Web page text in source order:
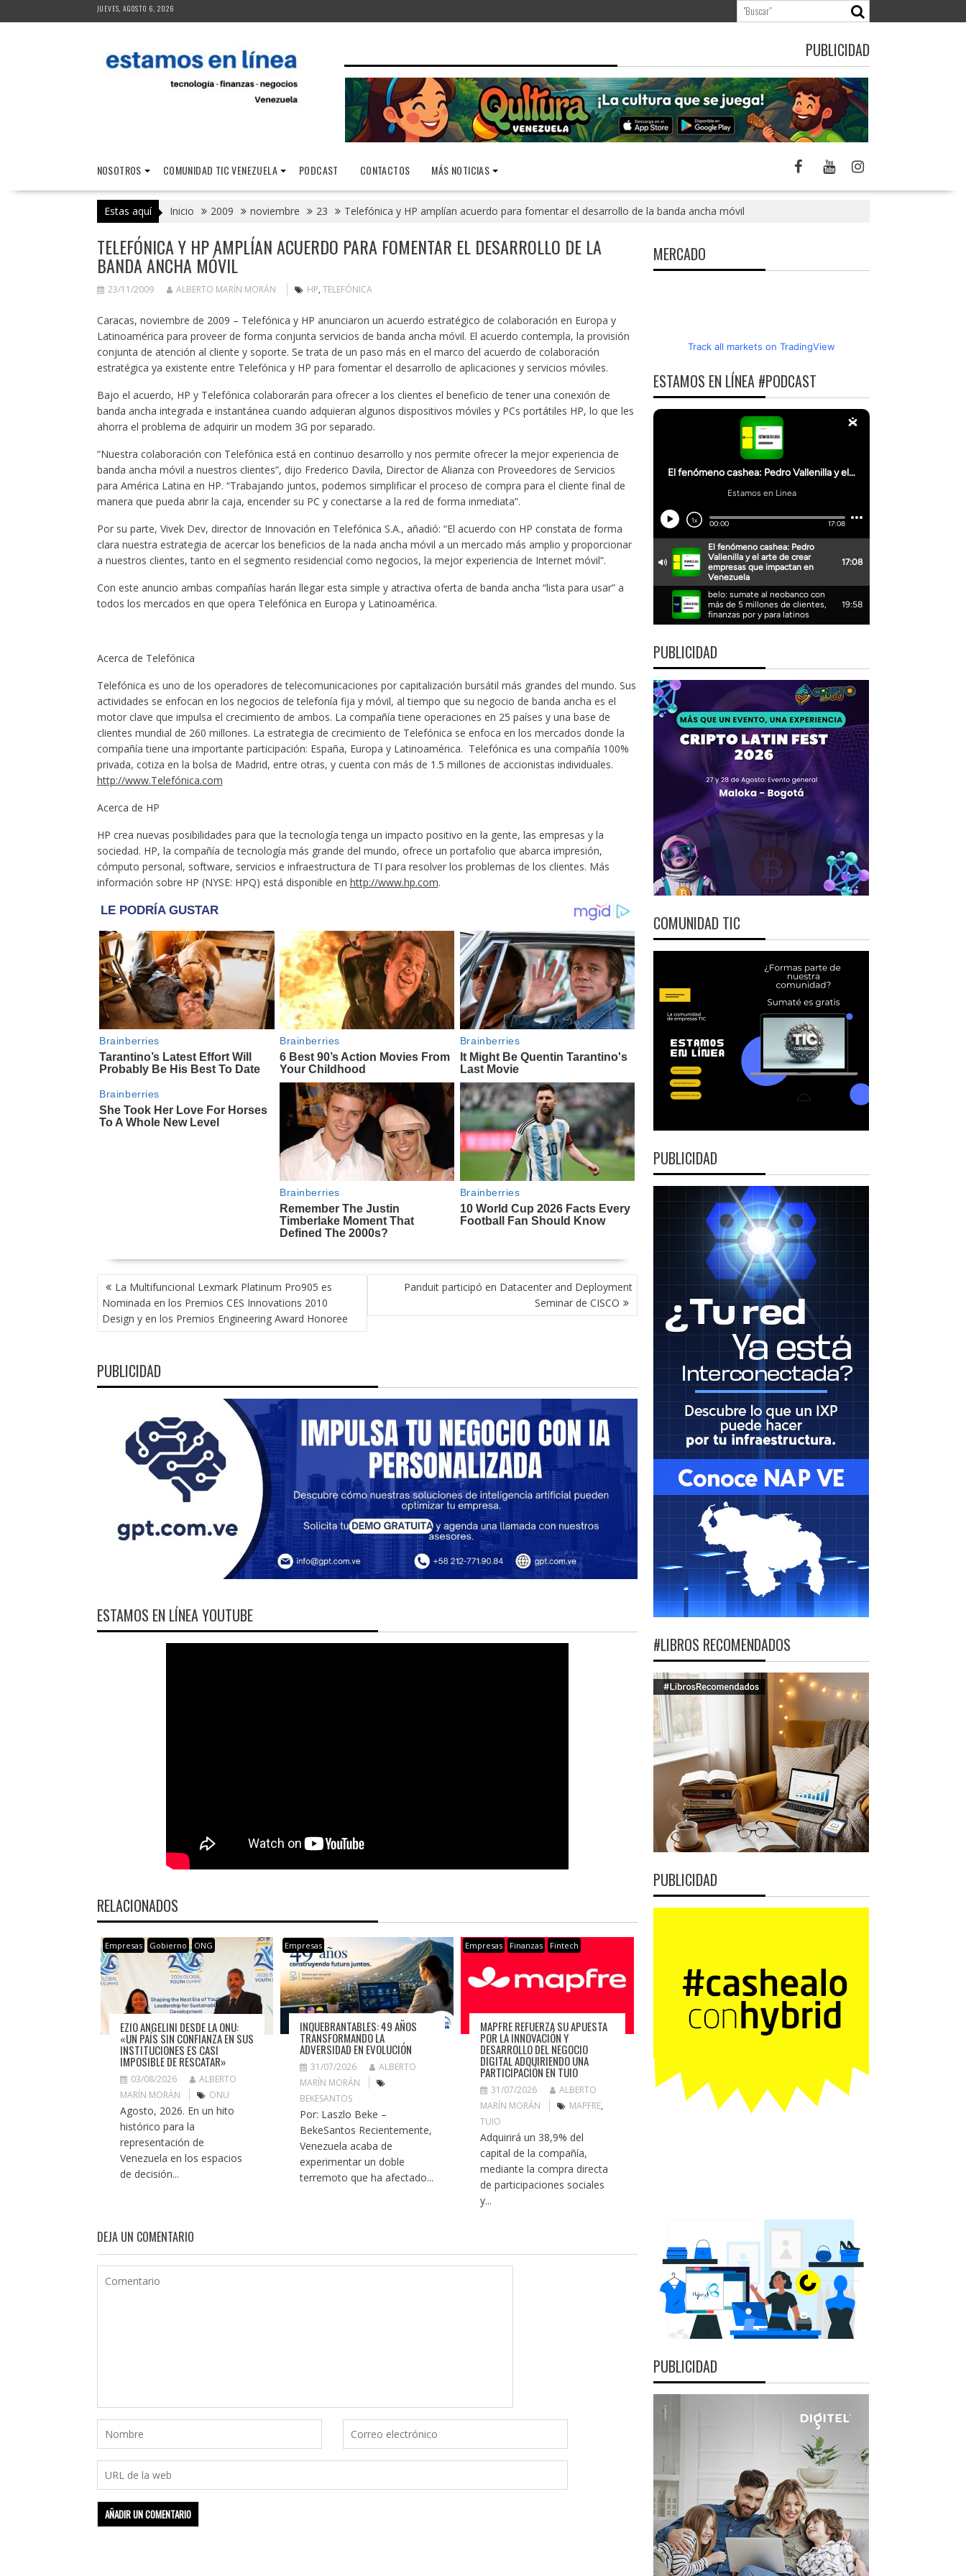
al
JUEVES, AGOSTO 6, 2026
PUBLICIDAD
NOSOTROS COMUNIDAD TIC VENEZUELA PODCAST CONTACTOS MÁS NOTICIAS
Estas aquí Inicio 2009 noviembre 23 Telefónica y HP amplían acuerdo para fomentar el desarrollo de la banda ancha móvil
TELEFÓNICA Y HP AMPLÍAN ACUERDO PARA FOMENTAR EL DESARROLLO DE LA
BANDA ANCHA MÓVIL
23/11/2009 ALBERTO MARÍN MORÁN HP, TELEFÓNICA
Caracas, noviembre de 2009 – Telefónica y HP anunciaron un acuerdo estratégico de colaboración en Europa y
Latinoamérica para proveer de forma conjunta servicios de banda ancha móvil. El acuerdo contempla, la provisión
conjunta de atención al cliente y soporte. Se trata de un paso más en el marco del acuerdo de colaboración
estratégica ya existente entre Telefónica y HP para fomentar el desarrollo de aplicaciones y servicios móviles.
Bajo el acuerdo, HP y Telefónica colaborarán para ofrecer a los clientes el beneficio de tener una conexión de
banda ancha integrada e instantánea cuando adquieran algunos dispositivos móviles y PCs portátiles HP, lo que les
ahorra el problema de adquirir un modem 3G por separado.
“Nuestra colaboración con Telefónica está en continuo desarrollo y nos permite ofrecer la mejor experiencia de
banda ancha móvil a nuestros clientes”, dijo Frederico Davila, Director de Alianza con Proveedores de Servicios
para América Latina en HP. “Trabajando juntos, podemos simplificar el proceso de compra para el cliente final de
manera que pueda abrir la caja, encender su PC y conectarse a la red de forma inmediata”.
Por su parte, Vivek Dev, director de Innovación en Telefónica S.A., añadió: “El acuerdo con HP constata de forma
clara nuestra estrategia de acercar los beneficios de la nada ancha móvil a un mercado más amplio y proporcionar
a nuestros clientes, tanto en el segmento residencial como negocios, la mejor experiencia de Internet móvil”.
Con este anuncio ambas compañías harán llegar esta simple y atractiva oferta de banda ancha “lista para usar” a
todos los mercados en que opera Telefónica en Europa y Latinoamérica.
Acerca de Telefónica
Telefónica es uno de los operadores de telecomunicaciones por capitalización bursátil más grandes del mundo. Sus
actividades se enfocan en los negocios de telefonía fija y móvil, al tiempo que su negocio de banda ancha es el
motor clave que impulsa el crecimiento de ambos. La compañía tiene operaciones en 25 países y una base de
clientes mundial de 260 millones. La estrategia de crecimiento de Telefónica se enfoca en los mercados donde la
compañía tiene una importante participación: España, Europa y Latinoamérica. Telefónica es una compañía 100%
privada, cotiza en la bolsa de Madrid, entre otras, y cuenta con más de 1.5 millones de accionistas individuales.
http://www.Telefónica.com
Acerca de HP
HP crea nuevas posibilidades para que la tecnología tenga un impacto positivo en la gente, las empresas y la
sociedad. HP, la compañía de tecnología más grande del mundo, ofrece un portafolio que abarca impresión,
cómputo personal, software, servicios e infraestructura de TI para resolver los problemas de los clientes. Más
información sobre HP (NYSE: HPQ) está disponible en http://www.hp.com.
NAVEGACIÓN
DE
ENTRADAS
La Multifuncional Lexmark Platinum Pro905 es
Nominada en los Premios CES Innovations 2010
Design y en los Premios Engineering Award Honoree
Panduit participó en Datacenter and Deployment
Seminar de CISCO
PUBLICIDAD
ESTAMOS EN LÍNEA YOUTUBE
RELACIONADOS
Empresas Gobierno ONG
EZIO ANGELINI DESDE LA ONU:
«UN PAÍS SIN CONFIANZA EN SUS
INSTITUCIONES ES CASI
IMPOSIBLE DE RESCATAR»
03/08/2026
ALBERTO
MARÍN MORÁN
ONU
Agosto, 2026. En un hito
histórico para la
representación de
Venezuela en los espacios
de decisión...
Empresas
INQUEBRANTABLES: 49 AÑOS
TRANSFORMANDO LA
ADVERSIDAD EN EVOLUCIÓN
31/07/2026
ALBERTO
MARÍN MORÁN
BEKESANTOS
Por: Laszlo Beke –
BekeSantos Recientemente,
Venezuela acaba de
experimentar un doble
terremoto que ha afectado...
Empresas Finanzas Fintech
MAPFRE REFUERZA SU APUESTA
POR LA INNOVACIÓN Y
DESARROLLO DEL NEGOCIO
DIGITAL ADQUIRIENDO UNA
PARTICIPACIÓN EN TUIO
31/07/2026
ALBERTO
MARÍN MORÁN
MAPFRE,
TUIO
Adquirirá un 38,9% del
capital de la compañía,
mediante la compra directa
de participaciones sociales
y...
DEJA UN COMENTARIO
MERCADO
Track all markets on TradingView
ESTAMOS EN LÍNEA #PODCAST
PUBLICIDAD
COMUNIDAD TIC
PUBLICIDAD
#LIBROS RECOMENDADOS
PUBLICIDAD
PUBLICIDAD